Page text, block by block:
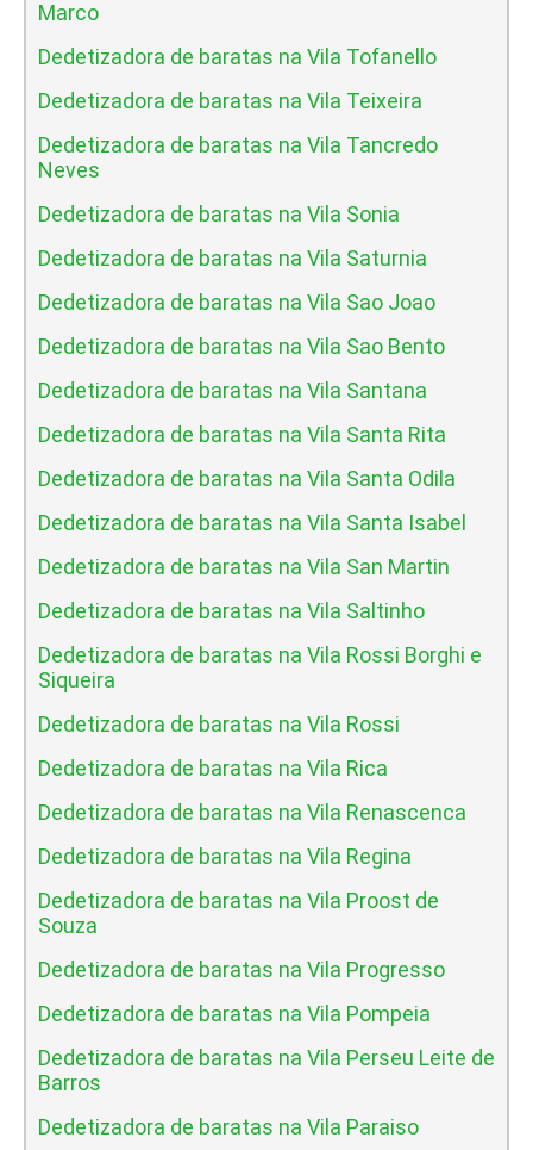
Marco
Dedetizadora de baratas na Vila Tofanello
Dedetizadora de baratas na Vila Teixeira
Dedetizadora de baratas na Vila Tancredo
Neves
Dedetizadora de baratas na Vila Sonia
Dedetizadora de baratas na Vila Saturnia
Dedetizadora de baratas na Vila Sao Joao
Dedetizadora de baratas na Vila Sao Bento
Dedetizadora de baratas na Vila Santana
Dedetizadora de baratas na Vila Santa Rita
Dedetizadora de baratas na Vila Santa Odila
Dedetizadora de baratas na Vila Santa Isabel
Dedetizadora de baratas na Vila San Martin
Dedetizadora de baratas na Vila Saltinho
Dedetizadora de baratas na Vila Rossi Borghi e
Siqueira
Dedetizadora de baratas na Vila Rossi
Dedetizadora de baratas na Vila Rica
Dedetizadora de baratas na Vila Renascenca
Dedetizadora de baratas na Vila Regina
Dedetizadora de baratas na Vila Proost de
Souza
Dedetizadora de baratas na Vila Progresso
Dedetizadora de baratas na Vila Pompeia
Dedetizadora de baratas na Vila Perseu Leite de
Barros
Dedetizadora de baratas na Vila Paraiso